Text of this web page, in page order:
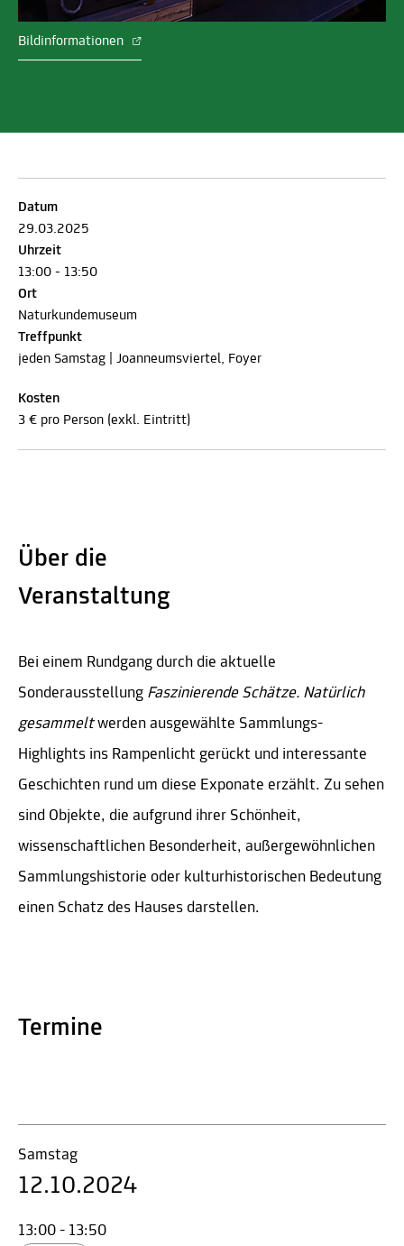
Bildinformationen
Datum
29.03.2025
Uhrzeit
13:00 - 13:50
Ort
Naturkundemuseum
Treffpunkt
jeden Samstag | Joanneumsviertel, Foyer
Kosten
3 € pro Person (exkl. Eintritt)
Über die
Veranstaltung
Bei einem Rundgang durch die aktuelle
Sonderausstellung Faszinierende Schätze. Natürlich
gesammeltwerden ausgewählte Sammlungs-
Highlights ins Rampenlicht gerückt und interessante
Geschichten rund um diese Exponate erzählt. Zu sehen
sind Objekte, die aufgrund ihrer Schönheit,
wissenschaftlichen Besonderheit, außergewöhnlichen
Sammlungshistorie oder kulturhistorischen Bedeutung
einen Schatz des Hauses darstellen.
Termine
Samstag
12.10.2024
13:00 - 13:50